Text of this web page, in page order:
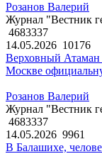
Розанов Валерий
Журнал "Вестник
4683337
14.05.2026 10176
Верховный
Москве
Розанов Валерий
Журнал "Вестник
4683337
14.05.2026 9961
В Балашихе,